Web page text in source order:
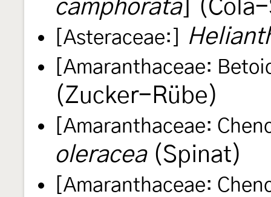
camphorata]
[Asteraceae:]
[Amaranthaceae:
(Zucker-Rübe)
[Amaranthaceae:
oleracea(Spinat)
[Amaranthaceae: